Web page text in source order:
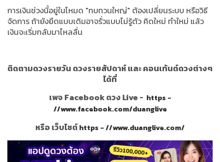
การเงินช่วงนี้อยู่ในโหมด "ทบทวนใหญ่" ต้องเปลี่ยนระบบ หรือวิธี
จัดการ ถ้ายังยึดแบบเดิมอาจรั่วแบบไม่รู้ตัว คิดใหม่ ทำใหม่ แล้ว
เงินจะเริ่มกลับมาไหลลื่น
ติดตามดวงรายวัน ดวงรายสัปดาห์ และ คอนเท้นต์ดวงต่างๆ
ได้ที่
เพจ Facebook ดวง Live - https -
//www.facebook.com/duanglive
หรือ เว็บไซต์https - //www.duanglive.com/